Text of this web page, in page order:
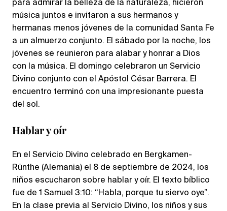
para admirar la belleza de la naturaleza, hicieron
música juntos e invitaron a sus hermanos y
hermanas menos jóvenes de la comunidad Santa Fe
a un almuerzo conjunto. El sábado por la noche, los
jóvenes se reunieron para alabar y honrar a Dios
con la música. El domingo celebraron un Servicio
Divino conjunto con el Apóstol César Barrera. El
encuentro terminó con una impresionante puesta
del sol.
Hablar y oír
En el Servicio Divino celebrado en Bergkamen-
Rünthe (Alemania) el 8 de septiembre de 2024, los
niños escucharon sobre hablar y oír. El texto bíblico
fue de 1 Samuel 3:10: “Habla, porque tu siervo oye”.
En la clase previa al Servicio Divino, los niños y sus